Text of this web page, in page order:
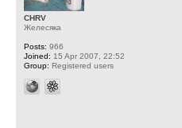
CHRV
Желесяка
Posts: 966
Joined: 15 Apr 2007, 22:52
Group: Registered users